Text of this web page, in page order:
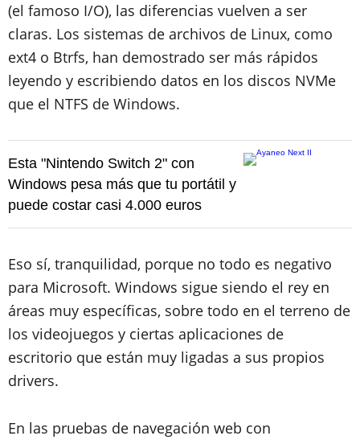
(el famoso I/O), las diferencias vuelven a ser
claras. Los sistemas de archivos de Linux, como
ext4 o Btrfs, han demostrado ser más rápidos
leyendo y escribiendo datos en los discos NVMe
que el NTFS de Windows.
Esta "Nintendo Switch 2" con
Windows pesa más que tu portátil y
puede costar casi 4.000 euros
Eso sí, tranquilidad, porque no todo es negativo
para Microsoft. Windows sigue siendo el rey en
áreas muy específicas, sobre todo en el terreno de
los videojuegos y ciertas aplicaciones de
escritorio que están muy ligadas a sus propios
drivers.
En las pruebas de navegación web con